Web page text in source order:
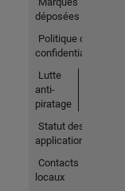
déposées
Politique de
confidentialité
Lutte
anti-
piratage
Statut des
applications
Contacts
locaux